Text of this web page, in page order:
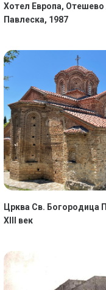
Хотел Европа,
Павлеска, 1987
Црква Св. Богородица
XIII век